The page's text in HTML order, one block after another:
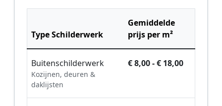
Type Schilderwerk
Gemiddelde
prijs per m²
Buitenschilderwerk
Kozijnen, deuren &
daklijsten
€ 8,00 - € 18,00